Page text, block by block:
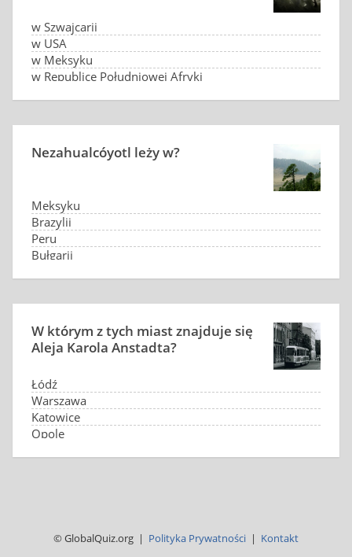
w Szwajcarii
w USA
w Meksyku
w Republice Południowej Afryki
Nezahualcóyotl leży w?
Meksyku
Brazylii
Peru
Bułgarii
W którym z tych miast znajduje się
Aleja Karola Anstadta?
Łódź
Warszawa
Katowice
Opole
© GlobalQuiz.org | Polityka Prywatności | Kontakt